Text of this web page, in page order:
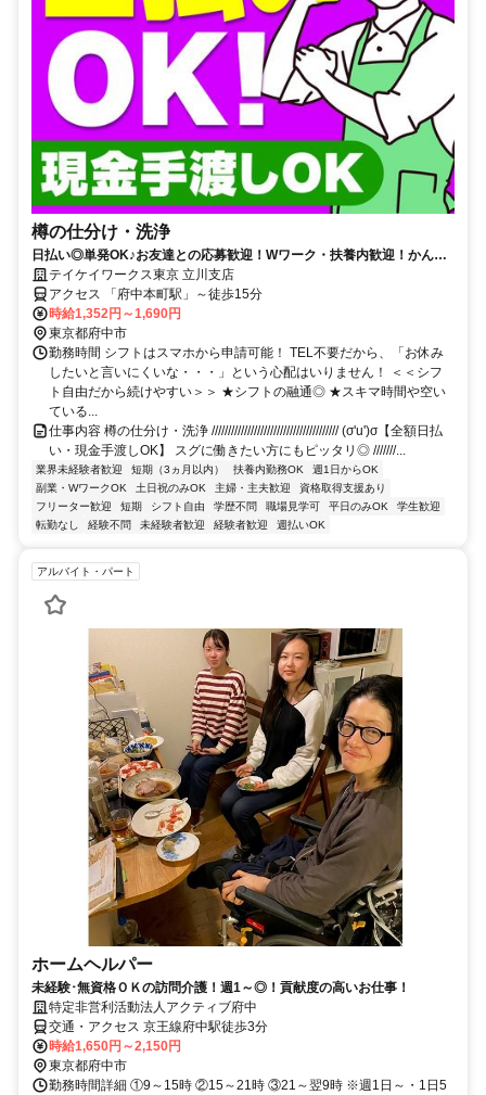
樽の仕分け・洗浄
日払い◎単発OK♪お友達との応募歓迎！Wワーク・扶養内歓迎！かんた
んWEB登録で好きな時に働ける♪
テイケイワークス東京 立川支店
アクセス 「府中本町駅」～徒歩15分
時給1,352円～1,690円
東京都府中市
勤務時間 シフトはスマホから申請可能！ TEL不要だから、「お休み
したいと言いにくいな・・・」という心配はいりません！ ＜＜シフ
ト自由だから続けやすい＞＞ ★シフトの融通◎ ★スキマ時間や空い
ている...
仕事内容 樽の仕分け・洗浄 /////////////////////////////////////// (σ'u')σ【全額日払
い・現金手渡しOK】 スグに働きたい方にもピッタリ◎ ///////...
業界未経験者歓迎 短期（3ヵ月以内） 扶養内勤務OK
週1日からOK
副業・WワークOK
土日祝のみOK 主婦・主夫歓迎
資格取得支援あり
フリーター歓迎
短期 シフト自由 学歴不問 職場見学可 平日のみOK
学生歓迎
転勤なし
経験不問 未経験者歓迎 経験者歓迎 週払いOK
アルバイト・パート
ホームヘルパー
未経験･無資格ＯＫの訪問介護！週1～◎！貢献度の高いお仕事！
特定非営利活動法人アクティブ府中
交通・アクセス 京王線府中駅徒歩3分
時給1,650円～2,150円
東京都府中市
勤務時間詳細 ①9～15時 ②15～21時 ③21～翌9時 ※週1日～・1日5